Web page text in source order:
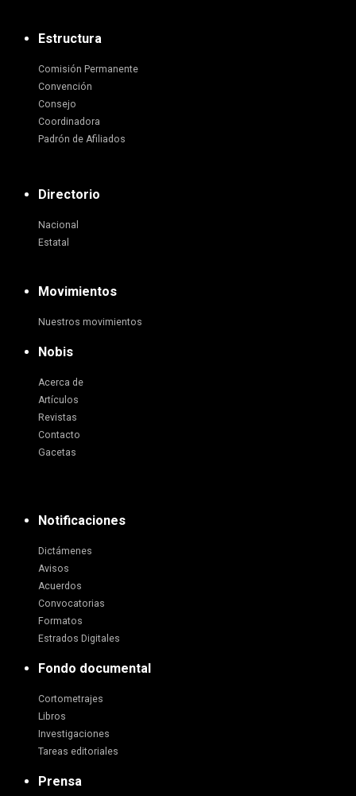
Estructura
Comisión Permanente
Convención
Consejo
Coordinadora
Padrón de Afiliados
Directorio
Nacional
Estatal
Movimientos
Nuestros movimientos
Nobis
Acerca de
Artículos
Revistas
Contacto
Gacetas
Notificaciones
Dictámenes
Avisos
Acuerdos
Convocatorias
Formatos
Estrados Digitales
Fondo documental
Cortometrajes
Libros
Investigaciones
Tareas editoriales
Prensa